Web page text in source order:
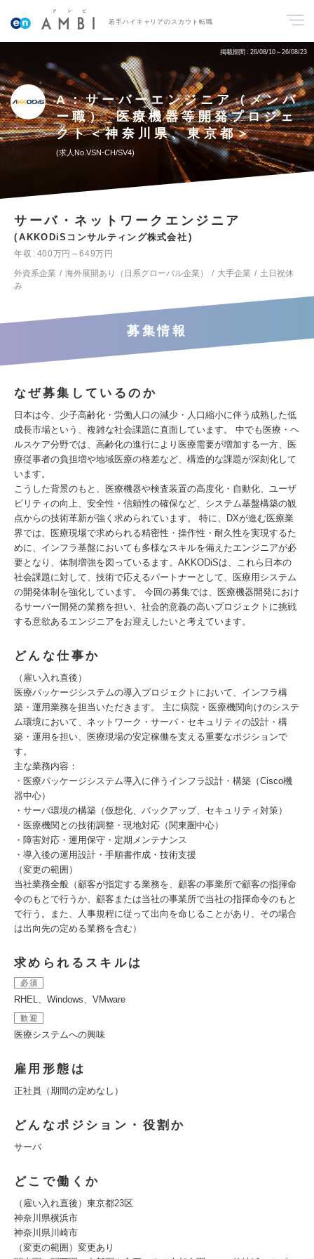
若手ハイキャリアのスカウト転職
掲載期間 26/08/10～26/08/23
A：サーバーエンジニア（メンバ
ー職）_医療機器等開発プロジェ
クト＜神奈川県、東京都＞
求人No.VSN-CH/SV4
サーバ・ネットワークエンジニア
AKKODiSコンサルティング株式会社
年収
400万円～649万円
外資系企業
海外展開あり（日系グローバル企業） 大手企業
土日祝休
み
募集情報
なぜ募集しているのか
日本は今、少子高齢化・労働人口の減少・人口縮小に伴う成熟した低
成長市場という、複雑な社会課題に直面しています。 中でも医療・ヘ
ルスケア分野では、高齢化の進行により医療需要が増加する一方、医
療従事者の負担増や地域医療の格差など、構造的な課題が深刻化して
います。
こうした背景のもと、医療機器や検査装置の高度化・自動化、ユーザ
ビリティの向上、安全性・信頼性の確保など、システム基盤構築の観
点からの技術革新が強く求められています。 特に、DXが進む医療業
界では、医療現場で求められる精密性・操作性・耐久性を実現するた
めに、インフラ基盤においても多様なスキルを備えたエンジニアが必
要となり、体制増強を図っているます。AKKODiSは、これら日本の
社会課題に対して、技術で応えるパートナーとして、医療用システム
の開発体制を強化しています。 今回の募集では、医療機器開発におけ
るサーバー開発の業務を担い、社会的意義の高いプロジェクトに挑戦
する意欲あるエンジニアをお迎えしたいと考えています。
どんな仕事か
（雇い入れ直後）
医療パッケージシステムの導入プロジェクトにおいて、インフラ構
築・運用業務を担当いただきます。 主に病院・医療機関向けのシステ
ム環境において、ネットワーク・サーバ・セキュリティの設計・構
築・運用を担い、医療現場の安定稼働を支える重要なポジションで
す。
主な業務内容：
・医療パッケージシステム導入に伴うインフラ設計・構築（Cisco機
器中心）
・サーバ環境の構築（仮想化、バックアップ、セキュリティ対策）
・医療機関との技術調整・現地対応（関東圏中心）
・障害対応・運用保守・定期メンテナンス
・導入後の運用設計・手順書作成・技術支援
（変更の範囲）
当社業務全般（顧客が指定する業務を、顧客の事業所で顧客の指揮命
令のもとで行うか、顧客または当社の事業所で当社の指揮命令のもと
で行う。また、人事規程に従って出向を命じることがあり、その場合
は出向先の定める業務を含む）
求められるスキルは
必須
RHEL、Windows、VMware
歓迎
医療システムへの興味
雇用形態は
正社員（期間の定めなし）
どんなポジション・役割か
サーバ
どこで働くか
（雇い入れ直後）東京都23区
神奈川県横浜市
神奈川県川崎市
（変更の範囲）変更あり